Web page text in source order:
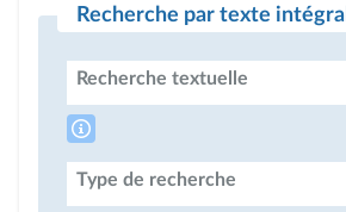
Recherche par texte intégral
Recherche textuelle
Type de recherche